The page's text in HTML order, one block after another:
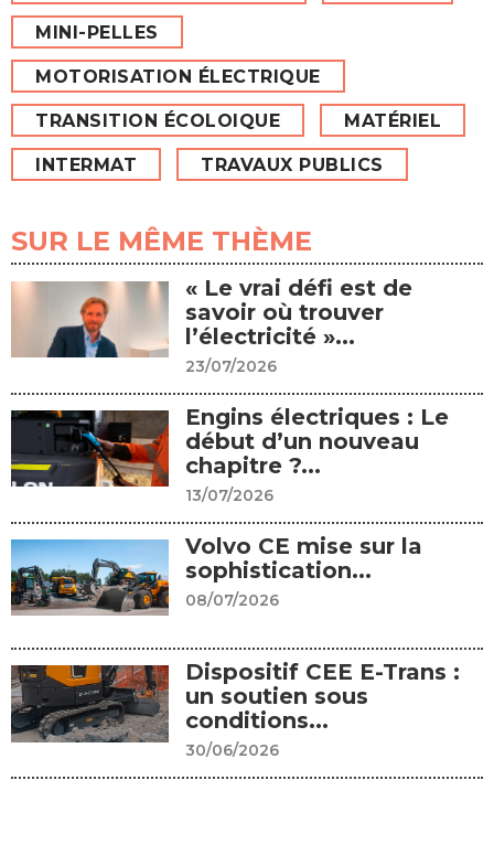
MINI-PELLES
MOTORISATION ÉLECTRIQUE
TRANSITION ÉCOLOIQUE MATÉRIEL
INTERMAT TRAVAUX PUBLICS
SUR LE MÊME THÈME
« Le vrai défi est de
savoir où trouver
l’électricité »...
23/07/2026
Engins électriques : Le
début d’un nouveau
chapitre ?...
13/07/2026
Volvo CE mise sur la
sophistication...
08/07/2026
Dispositif CEE E-Trans :
un soutien sous
conditions...
30/06/2026